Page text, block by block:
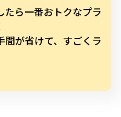
ら一番おトクなプラ
が省けて、すごくラ